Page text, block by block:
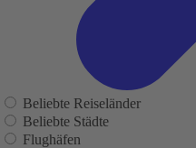
Beliebte Reiseländer
Beliebte Städte
Flughäfen